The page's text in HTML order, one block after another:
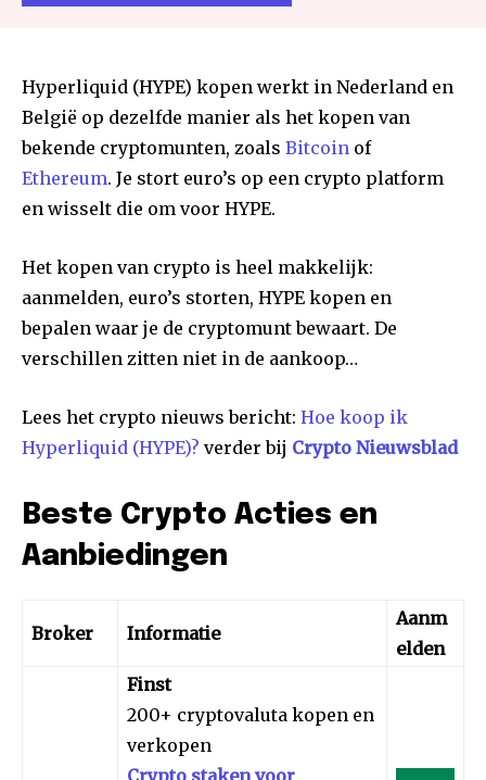
Hyperliquid (HYPE) kopen werkt in Nederland en
België op dezelfde manier als het kopen van
bekende cryptomunten, zoals Bitcoin of
Ethereum. Je stort euro’s op een crypto platform
en wisselt die om voor HYPE.
Het kopen van crypto is heel makkelijk:
aanmelden, euro’s storten, HYPE kopen en
bepalen waar je de cryptomunt bewaart. De
verschillen zitten niet in de aankoop…
Lees het crypto nieuws bericht: Hoe koop ik
Hyperliquid (HYPE)? verder bij Crypto Nieuwsblad
Beste Crypto Acties en
Aanbiedingen
Broker Informatie
Aanm
elden
Finst
200+ cryptovaluta kopen en
verkopen
Crypto staken voor